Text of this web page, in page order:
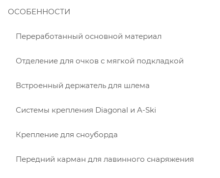
ОСОБЕННОСТИ
Переработанный основной материал
Отделение для очков с мягкой подкладкой
Встроенный держатель для шлема
Системы крепления Diagonal и A-Ski
Крепление для сноуборда
Передний карман для лавинного снаряжения